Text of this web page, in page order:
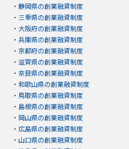
・ 静岡県の創業融資制度
・ 三重県の創業融資制度
・ 大阪府の創業融資制度
・ 兵庫県の創業融資制度
・ 京都府の創業融資制度
・ 滋賀県の創業融資制度
・ 奈良県の創業融資制度
・ 和歌山県の創業融資制度
・ 鳥取県の創業融資制度
・ 島根県の創業融資制度
・ 岡山県の創業融資制度
・ 広島県の創業融資制度
・ 山口県の創業融資制度